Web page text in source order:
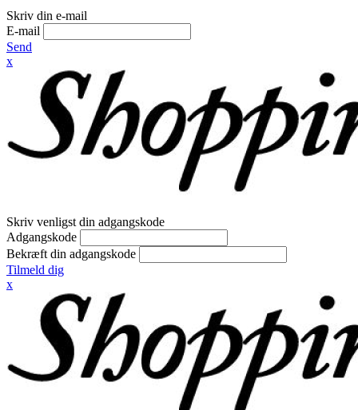
Skriv din e-mail
E-mail
Send
x
Skriv venligst din adgangskode
Adgangskode
Bekræft din adgangskode
Tilmeld dig
x